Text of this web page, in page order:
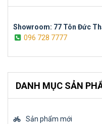
Showroom: 77 Tôn Đức
096 728 7777
DANH MỤC SẢN
Sản phẩm mới